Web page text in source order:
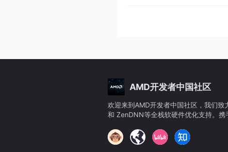
AMD开发者中国社区
欢迎来到AMD开发者中国社区，我们
和 ZenDNN等全栈软硬件优化支持。